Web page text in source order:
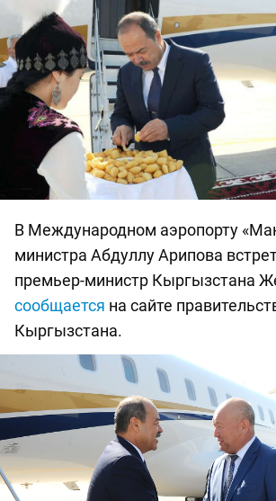
В Международном аэропорту
министра Абдуллу Арипова
премьер-министр Кыргызстана
сообщается на сайте
Кыргызстана.